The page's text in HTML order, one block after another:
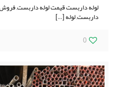
لوله داربست قیمت لوله داربست,
داربست, لوله[…]
0